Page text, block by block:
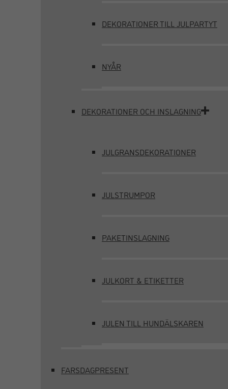
DEKORATIONER TILL JULPARTYT
NYÅR
DEKORATIONER OCH INSLAGNING
JULGRANSDEKORATIONER
JULSTRUMPOR
PAKETINSLAGNING
JULKORT & ETIKETTER
JULEN TILL HUNDÄLSKAREN
FARSDAGPRESENT